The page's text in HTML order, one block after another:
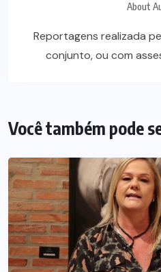
About
Reportagens realizada
conjunto, ou com
Você também pode